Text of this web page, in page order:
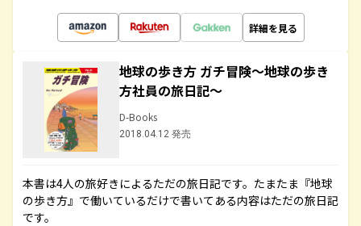
詳細を見る
地球の歩き方 ガチ冒険～地球の歩き
方社員の旅日記～
D-Books
2018.04.12 発売
本書は4人の旅好きによるただの旅日記です。たまたま『地球
の歩き方』で働いているだけで書いてある内容はただの旅日記
です。